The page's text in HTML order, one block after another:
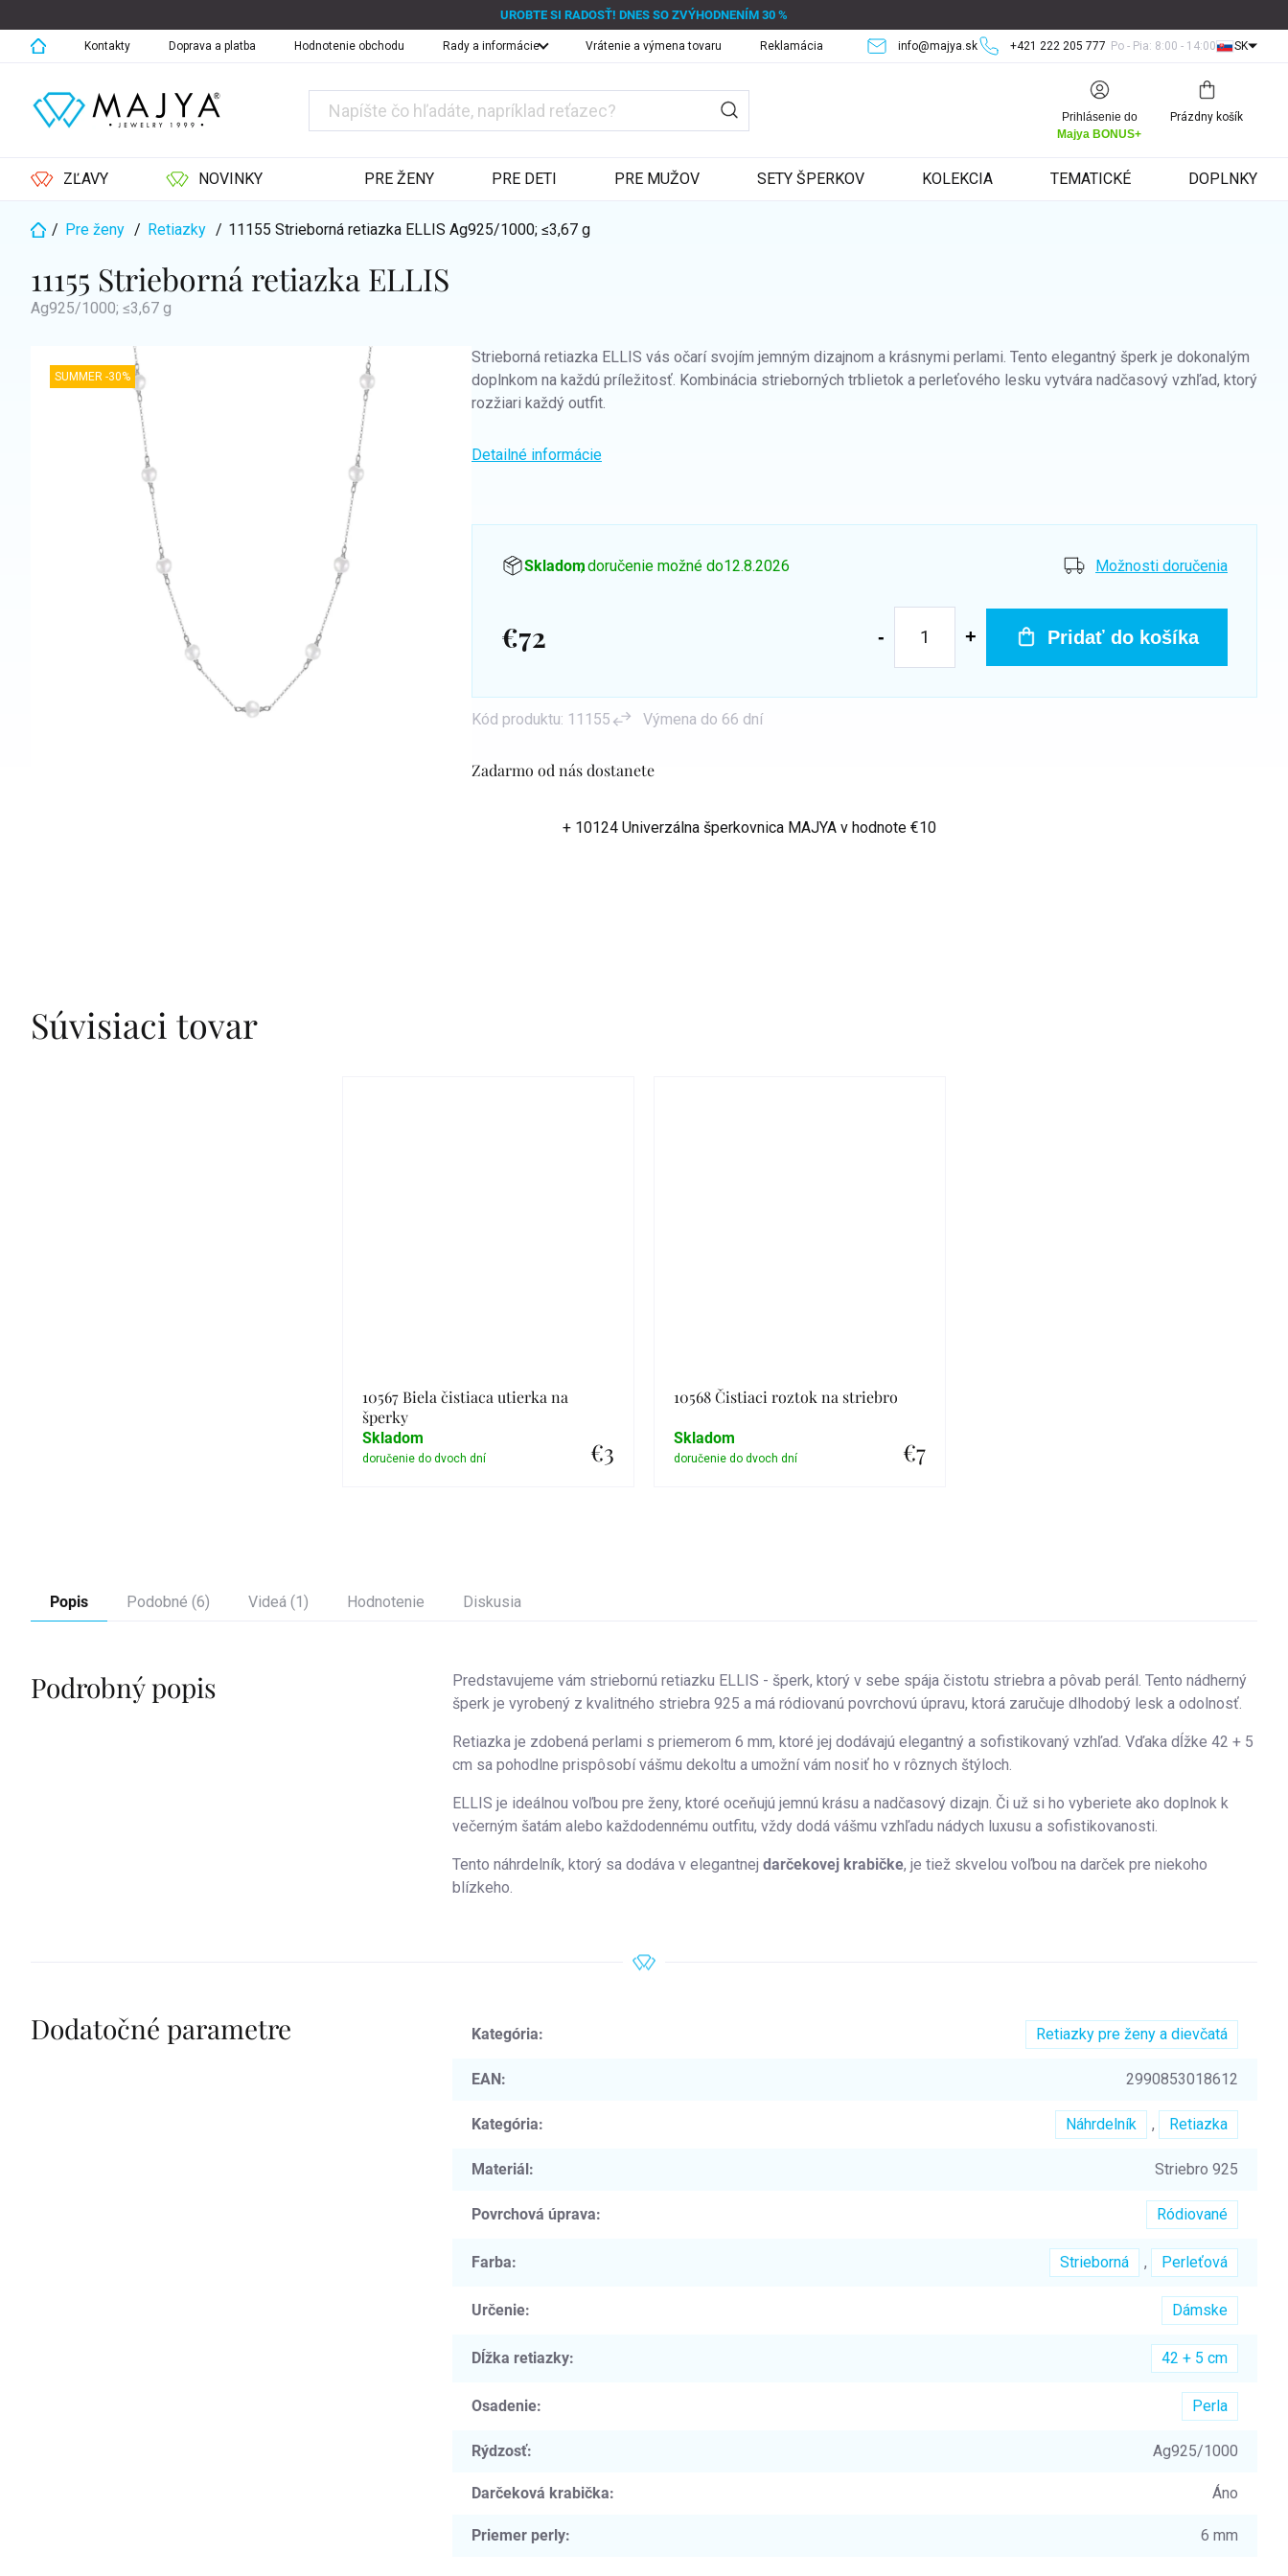
na
obsah
UROBTE SI RADOSŤ! DNES SO ZVÝHODNENÍM 30 %
+421 222 205 777 Po - Pia: 8:00 - 14:00
info@majya.sk
Kontakty Doprava a platba Hodnotenie obchodu Rady a informácie Vrátenie a výmena tovaru Reklamácia SK
Prihlásenie do
Majya BONUS+
Nákupný
košík
Prázdny košík
ZĽAVY NOVINKY PRE ŽENY PRE DETI PRE MUŽOV SETY ŠPERKOV KOLEKCIA TEMATICKÉ DOPLNKY
Domov
/ Pre ženy / Retiazky / 11155 Strieborná retiazka ELLISAg925/1000; ≤3,67 g
11155 Strieborná retiazka ELLIS
Ag925/1000; ≤3,67 g
SUMMER -30%
Zadarmo od nás dostanete
+ 10124 Univerzálna šperkovnica MAJYA v hodnote €10
Strieborná retiazka ELLIS vás očarí svojím jemným dizajnom a krásnymi perlami. Tento elegantný šperk je dokonalým
doplnkom na každú príležitosť. Kombinácia strieborných trblietok a perleťového lesku vytvára nadčasový vzhľad, ktorý
rozžiari každý outfit.
Detailné informácie
Skladom, doručenie možné do12.8.2026 Možnosti doručenia
€72 Pridať do košíka
Kód produktu: 11155 Výmena do 66 dní
Súvisiaci tovar
10567 Biela čistiaca utierka na
šperky
€3
Skladom
10568 Čistiaci roztok na striebro
€7
Skladom
Popis Podobné (6) Videá (1) Hodnotenie Diskusia
Podrobný popis
Predstavujeme vám striebornú retiazku ELLIS - šperk, ktorý v sebe spája čistotu striebra a pôvab perál. Tento nádherný
šperk je vyrobený z kvalitného striebra 925 a má ródiovanú povrchovú úpravu, ktorá zaručuje dlhodobý lesk a odolnosť.
Retiazka je zdobená perlami s priemerom 6 mm, ktoré jej dodávajú elegantný a sofistikovaný vzhľad. Vďaka dĺžke 42 + 5
cm sa pohodlne prispôsobí vášmu dekoltu a umožní vám nosiť ho v rôznych štýloch.
ELLIS je ideálnou voľbou pre ženy, ktoré oceňujú jemnú krásu a nadčasový dizajn. Či už si ho vyberiete ako doplnok k
večerným šatám alebo každodennému outfitu, vždy dodá vášmu vzhľadu nádych luxusu a sofistikovanosti.
Tento náhrdelník, ktorý sa dodáva v elegantnej darčekovej krabičke, je tiež skvelou voľbou na darček pre niekoho
blízkeho.
Dodatočné parametre Kategória: Retiazky pre ženy a dievčatá
EAN: 2990853018612
Kategória: Náhrdelník , Retiazka
Materiál: Striebro 925
Povrchová úprava: Ródiované
Farba: Strieborná , Perleťová
Určenie: Dámske
Dĺžka retiazky: 42 + 5 cm
Osadenie: Perla
Rýdzosť: Ag925/1000
Darčeková krabička: Áno
Priemer perly: 6 mm